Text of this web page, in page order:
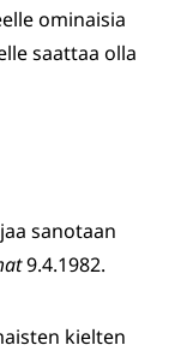
ominaisia
saattaa olla
sanotaan
9.4.1982.
kielten